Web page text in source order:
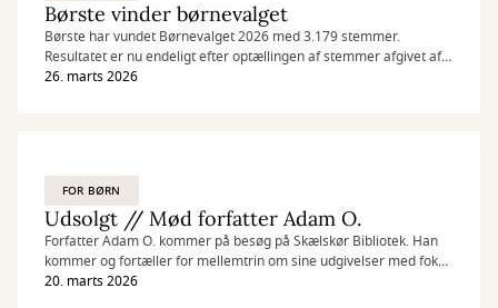
Børste vinder børnevalget
Børste har vundet Børnevalget 2026 med 3.179 stemmer.
Resultatet er nu endeligt efter optællingen af stemmer afgivet af
børn i alderen 4–12 år. I alt er der afgivet mere end 19.000
26. marts 2026
FOR BØRN
Udsolgt // Mød forfatter Adam O.
Forfatter Adam O. kommer på besøg på Skælskør Bibliotek. Han
kommer og fortæller for mellemtrin om sine udgivelser med fokus
på en ødelagt og dystopisk verden. Besøget finder sted i Uge 17,
20. marts 2026